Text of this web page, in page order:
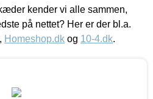
kender vi alle sammen,
på nettet? Her er der bl.a.
, Homeshop.dk og 10-4.dk.